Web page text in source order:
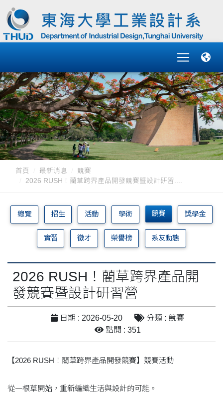
首頁 最新消息
競賽
2026 RUSH！藺草跨界產品開發競賽暨設計研習....
總覽 招生 活動 學術 競賽 獎學金
實習 徵才 榮譽榜 系友動態
2026 RUSH！藺草跨界產品開
發競賽暨設計研習營
日期 : 2026-05-20
分類 : 競賽
點閱 : 351
【2026 RUSH！藺草跨界產品開發競賽】競賽活動
從一根草開始，重新編織生活與設計的可能。